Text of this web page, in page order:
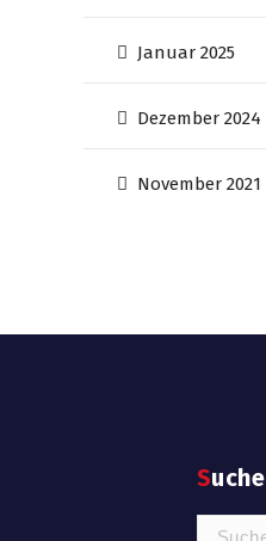
Januar 2025
Dezember 2024
November 2021
Suche
Suchen